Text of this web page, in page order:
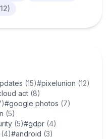
(15)#pixelunion (12)
act (8)
#google photos (7)
(5)
(5)#gdpr (4)
(4)#android (3)